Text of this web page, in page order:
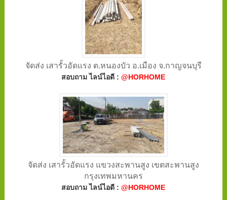
จัดส่ง เสารั้วอัดแรง ต.หนองบัว อ.เมือง จ.กาญจนบุรี
สอบถาม ไลน์ไอดี :@HORHOME
จัดส่ง เสารั้วอัดแรง แขวงสะพานสูง เขตสะพานสูง
กรุงเทพมหานคร
สอบถาม ไลน์ไอดี :@HORHOME